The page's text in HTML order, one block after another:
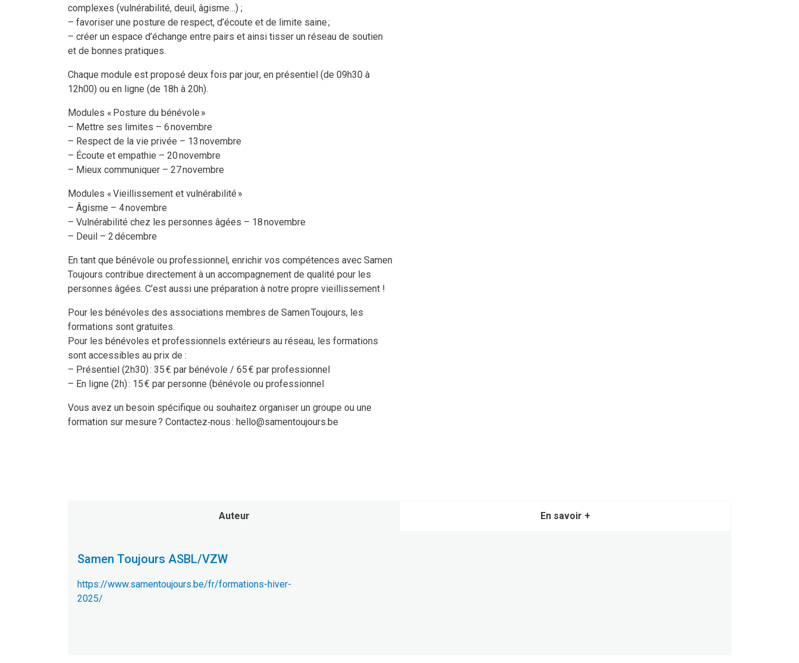
complexes (vulnérabilité, deuil, âgisme…) ;
– favoriser une posture de respect, d’écoute et de limite saine ;
– créer un espace d’échange entre pairs et ainsi tisser un réseau de soutien
et de bonnes pratiques.
Chaque module est proposé deux fois par jour, en présentiel (de 09h30 à
12h00) ou en ligne (de 18h à 20h).
Modules « Posture du bénévole »
– Mettre ses limites – 6 novembre
– Respect de la vie privée – 13 novembre
– Écoute et empathie – 20 novembre
– Mieux communiquer – 27 novembre
Modules « Vieillissement et vulnérabilité »
– Âgisme – 4 novembre
– Vulnérabilité chez les personnes âgées – 18 novembre
– Deuil – 2 décembre
En tant que bénévole ou professionnel, enrichir vos compétences avec Samen
Toujours contribue directement à un accompagnement de qualité pour les
personnes âgées. C’est aussi une préparation à notre propre vieillissement !
Pour les bénévoles des associations membres de Samen Toujours, les
formations sont gratuites.
Pour les bénévoles et professionnels extérieurs au réseau, les formations
sont accessibles au prix de :
– Présentiel (2h30) : 35 € par bénévole / 65 € par professionnel
– En ligne (2h) : 15 € par personne (bénévole ou professionnel
Vous avez un besoin spécifique ou souhaitez organiser un groupe ou une
formation sur mesure ? Contactez‑nous : hello@samentoujours.be
Auteur En savoir +
Samen Toujours ASBL/VZW
https://www.samentoujours.be/fr/formations-hiver-
2025/